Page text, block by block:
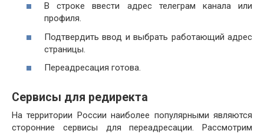
В строке ввести адрес телеграм канала или
профиля.
Подтвердить ввод и выбрать работающий адрес
страницы.
Переадресация готова.
Сервисы для редиректа
На территории России наиболее популярными являются
сторонние сервисы для переадресации. Рассмотрим